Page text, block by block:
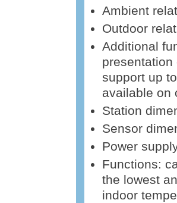
Ambient
Outdoor
Additional
support up
available on
Station
Sensor
Power
Functions:
the lowest
indoor